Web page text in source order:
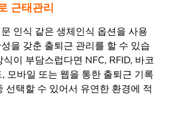
근태관리
인식 같은 생체인식 옵션을 사용
을 갖춘 출퇴근 관리를 할 수 있습
이 부담스럽다면 NFC, RFID, 바코
모바일 또는 웹을 통한 출퇴근 기록
선택할 수 있어서 유연한 환경에 적